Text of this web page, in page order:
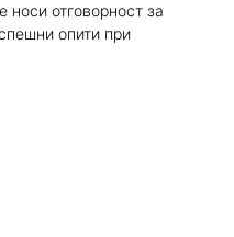
носи отговорност за
опити при